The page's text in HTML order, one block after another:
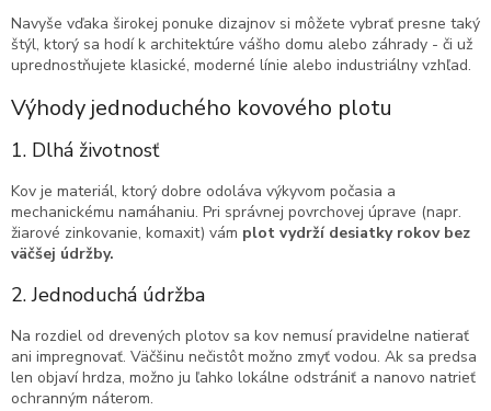
Navyše vďaka širokej ponuke dizajnov si môžete vybrať presne taký
štýl, ktorý sa hodí k architektúre vášho domu alebo záhrady - či už
uprednostňujete klasické, moderné línie alebo industriálny vzhľad.
Výhody jednoduchého kovového plotu
1. Dlhá životnosť
Kov je materiál, ktorý dobre odoláva výkyvom počasia a
mechanickému namáhaniu. Pri správnej povrchovej úprave (napr.
žiarové zinkovanie, komaxit) vám plot vydrží desiatky rokov bez
väčšej údržby.
2. Jednoduchá údržba
Na rozdiel od drevených plotov sa kov nemusí pravidelne natierať
ani impregnovať. Väčšinu nečistôt možno zmyť vodou. Ak sa predsa
len objaví hrdza, možno ju ľahko lokálne odstrániť a nanovo natrieť
ochranným náterom.